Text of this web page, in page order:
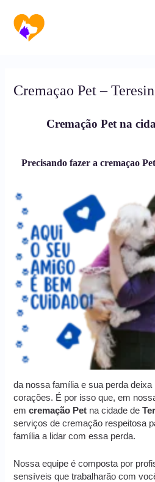
para
conteúdo
Cremaçao Pet –
Cremação Pet na
Precisando fazer a cremaçao
da nossa família e sua perda
corações. É por isso que, em
emcremação Pet na cidade de
serviços de cremação respeitosa
família a lidar com essa perda.
Nossa equipe é composta por
sensíveis que trabalharão com